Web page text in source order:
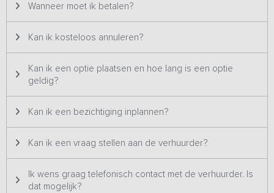
Wanneer moet ik betalen?
Kan ik kosteloos annuleren?
Kan ik een optie plaatsen en hoe lang is een optie
geldig?
Kan ik een bezichtiging inplannen?
Kan ik een vraag stellen aan de verhuurder?
Ik wens graag telefonisch contact met de verhuurder. Is
dat mogelijk?